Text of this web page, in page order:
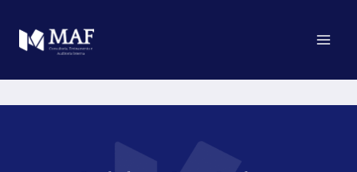
para
Conteúdo